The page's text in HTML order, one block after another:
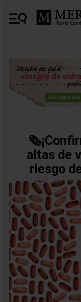
altas de
riesgo